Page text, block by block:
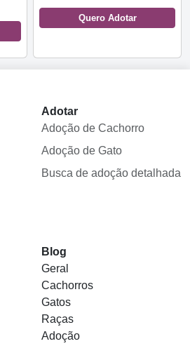
Quero Adotar
Adotar
Adoção de Cachorro
Adoção de Gato
Busca de adoção detalhada
Blog
Geral
Cachorros
Gatos
Raças
Adoção